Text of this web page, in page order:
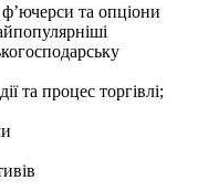
та опціони
та процес торгівлі;